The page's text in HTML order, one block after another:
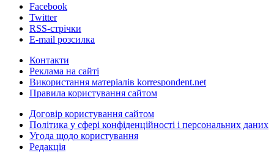
Facebook
Twitter
RSS-стрічки
E-mail розсилка
Контакти
Реклама на сайті
Використання матеріалів korrespondent.net
Правила користування сайтом
Договір користування сайтом
Політика у сфері конфіденційності і персональних даних
Угода щодо користування
Редакція